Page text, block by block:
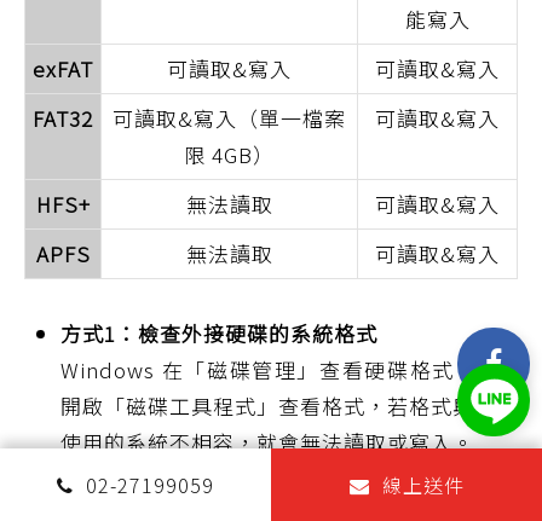
能寫入
exFAT
可讀取&寫入
可讀取&寫入
FAT32
可讀取&寫入（單一檔案
限 4GB）
可讀取&寫入
HFS+ 無法讀取
可讀取&寫入
APFS
無法讀取 可讀取&寫入
方式1：檢查外接硬碟的系統格式
Windows 在「磁碟管理」查看硬碟格式；Mac
開啟「磁碟工具程式」查看格式，若格式與目前
使用的系統不相容，就會無法讀取或寫入。
02-27199059 線上送件